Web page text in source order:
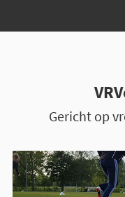
Gericht op